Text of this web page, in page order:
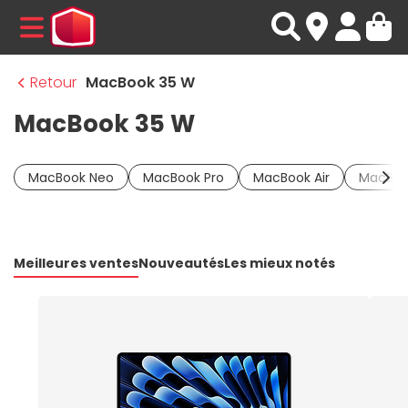
MENU
Retour MacBook 35 W
MacBook 35 W
MacBook Neo MacBook Pro MacBook Air
Meilleures ventesNouveautésLes mieux notés